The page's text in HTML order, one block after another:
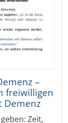
–
freiwilligen
Demenz
Zeit,